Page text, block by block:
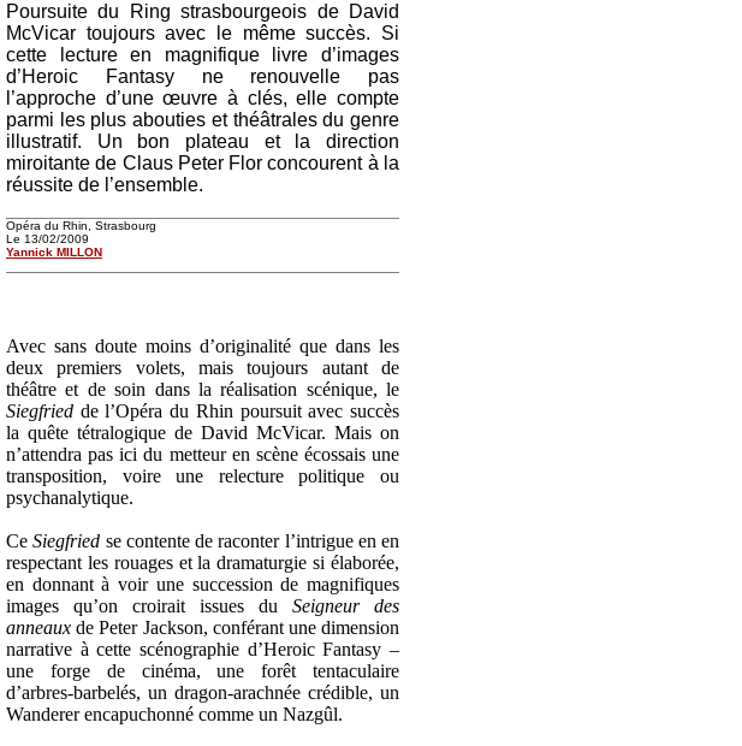
Poursuite du Ring strasbourgeois de David
McVicar toujours avec le même succès. Si
cette lecture en magnifique livre d’images
d’Heroic Fantasy ne renouvelle pas
l’approche d’une œuvre à clés, elle compte
parmi les plus abouties et théâtrales du genre
illustratif. Un bon plateau et la direction
miroitante de Claus Peter Flor concourent à la
réussite de l’ensemble.
Opéra du Rhin, Strasbourg
Le 13/02/2009
Yannick MILLON
Avec sans doute moins d’originalité que dans les
deux premiers volets, mais toujours autant de
théâtre et de soin dans la réalisation scénique, le
Siegfried de l’Opéra du Rhin poursuit avec succès
la quête tétralogique de David McVicar. Mais on
n’attendra pas ici du metteur en scène écossais une
transposition, voire une relecture politique ou
psychanalytique.
CeSiegfried se contente de raconter l’intrigue en en
respectant les rouages et la dramaturgie si élaborée,
en donnant à voir une succession de magnifiques
images qu’on croirait issues du Seigneur des
anneaux de Peter Jackson, conférant une dimension
narrative à cette scénographie d’Heroic Fantasy –
une forge de cinéma, une forêt tentaculaire
d’arbres-barbelés, un dragon-arachnée crédible, un
Wanderer encapuchonné comme un Nazgûl.